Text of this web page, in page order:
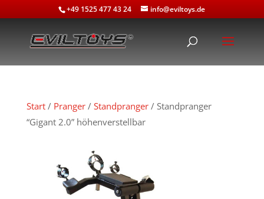
+49 1525 477 43 24 info@eviltoys.de
Start/ Pranger/ Standpranger/ Standpranger
“Gigant 2.0” höhenverstellbar